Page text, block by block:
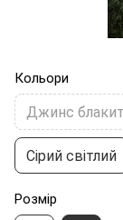
Кольори
Джинс
Сірий світлий
Розмір